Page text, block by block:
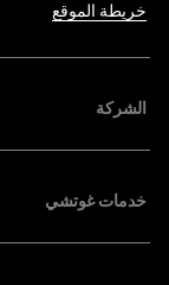
خريطة الموقع
الشركة
خدمات غوتشي